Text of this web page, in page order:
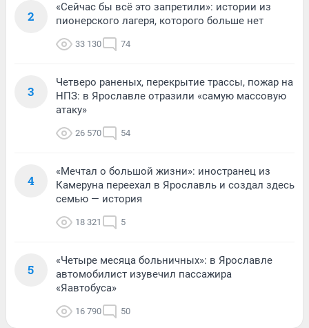
2
«Сейчас бы всё это запретили»: истории из
пионерского лагеря, которого больше нет
33 130 74
3
Четверо раненых, перекрытие трассы, пожар на
НПЗ: в Ярославле отразили «самую массовую
атаку»
26 570 54
4
«Мечтал о большой жизни»: иностранец из
Камеруна переехал в Ярославль и создал здесь
семью — история
18 321 5
5
«Четыре месяца больничных»: в Ярославле
автомобилист изувечил пассажира
«Яавтобуса»
16 790 50